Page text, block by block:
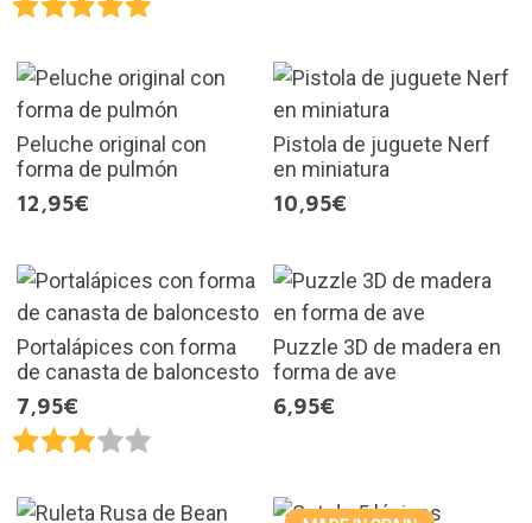
Peluche original con
forma de pulmón
12,95€
Pistola de juguete Nerf
en miniatura
10,95€
Portalápices con forma
de canasta de baloncesto
7,95€
Puzzle 3D de madera en
forma de ave
6,95€